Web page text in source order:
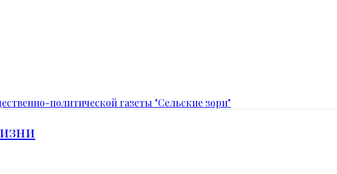
политической газеты "Сельские зори"